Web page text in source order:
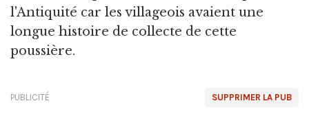
l'Antiquité car les villageois avaient une
longue histoire de collecte de cette
poussière.
SUPPRIMER LA PUB
PUBLICITÉ